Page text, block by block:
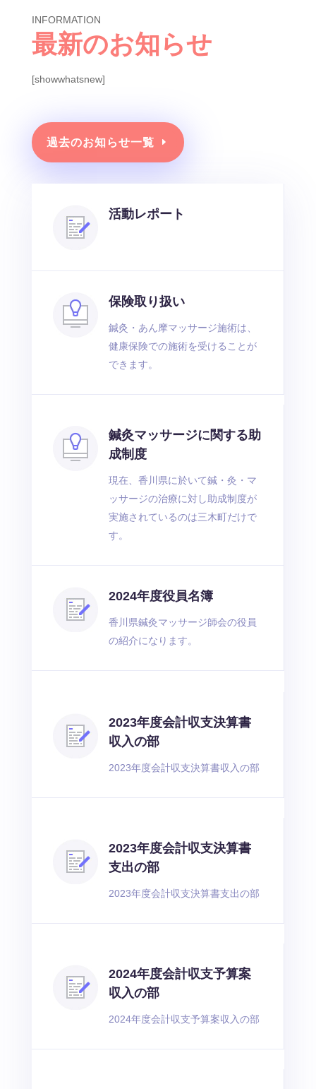
INFORMATION
最新のお知らせ
[showwhatsnew]
過去のお知らせ一覧
活動レポート
保険取り扱い
鍼灸・あん摩マッサージ施術は、
健康保険での施術を受けることが
できます。
鍼灸マッサージに関する助
成制度
現在、香川県に於いて鍼・灸・マ
ッサージの治療に対し助成制度が
実施されているのは三木町だけで
す。
2024年度役員名簿
香川県鍼灸マッサージ師会の役員
の紹介になります。
2023年度会計収支決算書
収入の部
2023年度会計収支決算書収入の部
2023年度会計収支決算書
支出の部
2023年度会計収支決算書支出の部
2024年度会計収支予算案
収入の部
2024年度会計収支予算案収入の部